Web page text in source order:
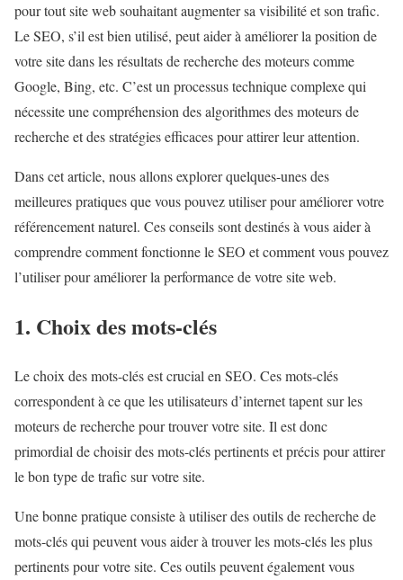
pour tout site web souhaitant augmenter sa visibilité et son trafic.
Le SEO, s’il est bien utilisé, peut aider à améliorer la position de
votre site dans les résultats de recherche des moteurs comme
Google, Bing, etc. C’est un processus technique complexe qui
nécessite une compréhension des algorithmes des moteurs de
recherche et des stratégies efficaces pour attirer leur attention.
Dans cet article, nous allons explorer quelques-unes des
meilleures pratiques que vous pouvez utiliser pour améliorer votre
référencement naturel. Ces conseils sont destinés à vous aider à
comprendre comment fonctionne le SEO et comment vous pouvez
l’utiliser pour améliorer la performance de votre site web.
1. Choix des mots-clés
Le choix des mots-clés est crucial en SEO. Ces mots-clés
correspondent à ce que les utilisateurs d’internet tapent sur les
moteurs de recherche pour trouver votre site. Il est donc
primordial de choisir des mots-clés pertinents et précis pour attirer
le bon type de trafic sur votre site.
Une bonne pratique consiste à utiliser des outils de recherche de
mots-clés qui peuvent vous aider à trouver les mots-clés les plus
pertinents pour votre site. Ces outils peuvent également vous